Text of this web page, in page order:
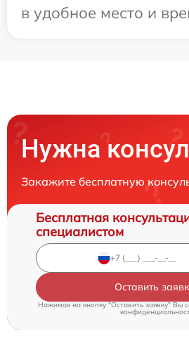
в удобное место и
Нужна
Закажите бесплатную
Бесплатная
специалистом
Оставить
Нажимая на кнопку "Оставить заявку" Вы